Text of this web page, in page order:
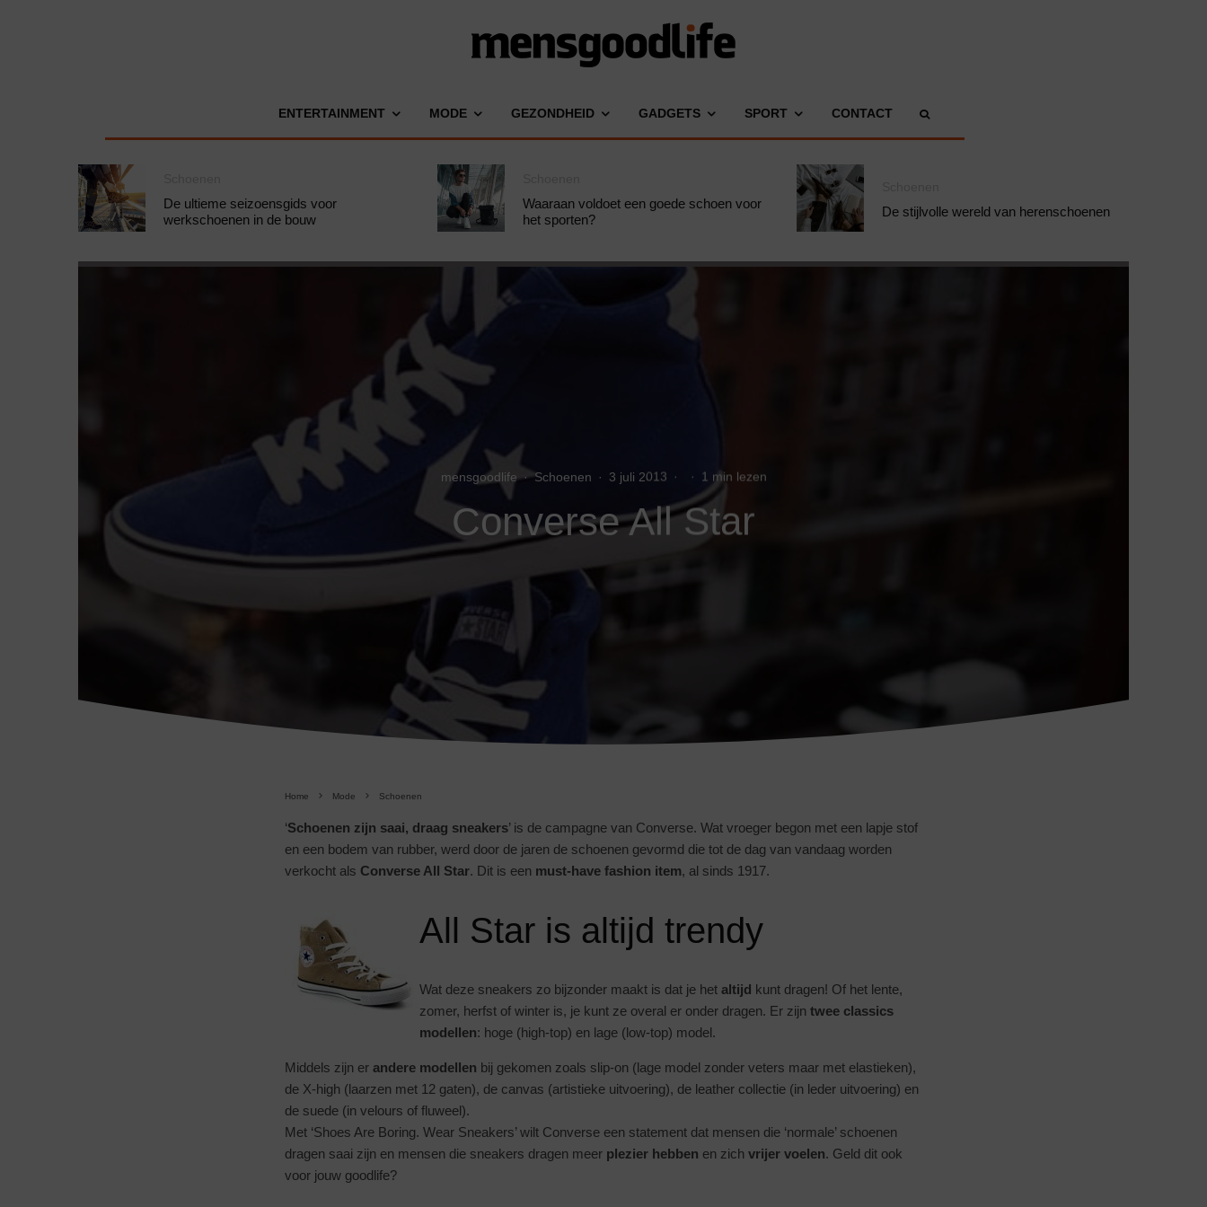
ENTERTAINMENT MODE GEZONDHEID GADGETS SPORT CONTACT
De ultieme seizoensgids voor
werkschoenen in de bouw
Waaraan voldoet een goede schoen voor
het sporten?
De stijlvolle wereld van herenschoenen
mensgoodlife · Schoenen · 3 juli 2013 · · 1 min lezen
Converse All Star
Home Mode Schoenen
‘Schoenen zijn saai, draag sneakers’ is de campagne van Converse. Wat vroeger begon met een lapje stof
en een bodem van rubber, werd door de jaren de schoenen gevormd die tot de dag van vandaag worden
verkocht als Converse All Star. Dit is een must-have fashion item, al sinds 1917.
All Star is altijd trendy
Wat deze sneakers zo bijzonder maakt is dat je het altijd kunt dragen! Of het lente,
zomer, herfst of winter is, je kunt ze overal er onder dragen. Er zijn twee classics
modellen: hoge (high-top) en lage (low-top) model.
Middels zijn er andere modellen bij gekomen zoals slip-on (lage model zonder veters maar met elastieken),
de X-high (laarzen met 12 gaten), de canvas (artistieke uitvoering), de leather collectie (in leder uitvoering) en
de suede (in velours of fluweel).
Met ‘Shoes Are Boring. Wear Sneakers’ wilt Converse een statement dat mensen die ‘normale’ schoenen
dragen saai zijn en mensen die sneakers dragen meer plezier hebben en zich vrijer voelen. Geld dit ook
voor jouw goodlife?